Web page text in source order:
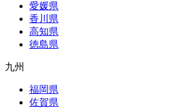
愛媛県
香川県
高知県
徳島県
九州
福岡県
佐賀県